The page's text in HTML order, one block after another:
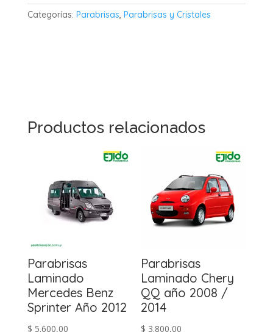
Categorías: Parabrisas, Parabrisas y Cristales
Productos relacionados
Parabrisas
Laminado
Mercedes Benz
Sprinter Año 2012
$ 5.600,00
Parabrisas
Laminado Chery
QQ año 2008 /
2014
$ 3.800,00